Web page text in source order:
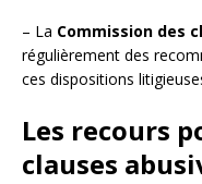
– La Commission des
régulièrement des
ces dispositions
Les recours
clauses